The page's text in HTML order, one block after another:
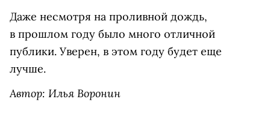
Даже несмотря на проливной дождь,
в прошлом году было много отличной
публики. Уверен, в этом году будет еще
лучше.
Автор: Илья Воронин